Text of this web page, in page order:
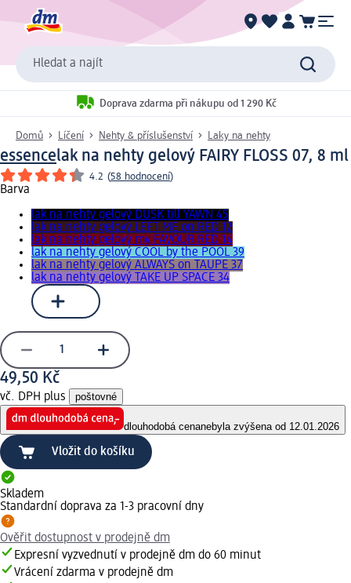
Hledat a najít
Doprava zdarma při nákupu od 1 290 Kč
Domů Líčení Nehty & příslušenství Laky na nehty
essencelak na nehty gelový FAIRY FLOSS 07, 8 ml
4.2 (58 hodnocení)
Barva
lak na nehty gelový DUSK till YAWN 45
lak na nehty gelový LEFT ME on RED 12
lak na nehty gelový my FAVOUR RED 14
lak na nehty gelový COOL by the POOL 39
lak na nehty gelový ALWAYS on TAUPE 37
lak na nehty gelový TAKE UP SPACE 34
49,50 Kč
vč. DPH plus poštovné
dlouhodobá cenanebyla zvýšena od 12.01.2026
Vložit do košíku
Skladem
Standardní doprava za 1-3 pracovní dny
Ověřit dostupnost v prodejně dm
Expresní vyzvednutí v prodejně dm do 60 minut
Vrácení zdarma v prodejně dm